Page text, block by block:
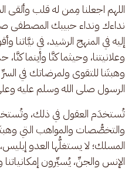
اللهم اجعلنا مِمن له قلب
نداءك ونداء حبيبك المصطفى
إليه في المنهج الرشيد، في نيَّاتنا
وعلانيتنا، وحيثما كنَّا وأينما
وهبتَنا للتقوى ولمرضاتك في
الرسول صلى الله وسلم عليه
تُستخدَم العقول في ذلك،
والتخصُّصات والمواهب التي
المسلك؛ لا يستغلُّها العدو
الإنس والجنِّ، يُسيِّرون إمكانياتنا